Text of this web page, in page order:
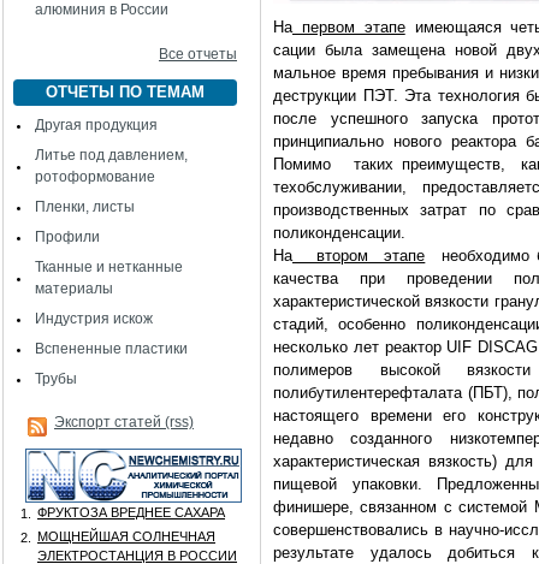
алюминия в России
Все отчеты
ОТЧЕТЫ ПО ТЕМАМ
Другая продукция
Литье под давлением,
ротоформование
Пленки, листы
Профили
Тканные и нетканные
материалы
Индустрия искож
Вспененные пластики
Трубы
Экспорт статей (rss)
1.
ФРУКТОЗА ВРЕДНЕЕ САХАРА
2.
МОЩНЕЙШАЯ СОЛНЕЧНАЯ
ЭЛЕКТРОСТАНЦИЯ В РОССИИ
Напервом этапеимеющаяся
сации была замещена новой
мальное время пребывания и
деструкции ПЭТ. Эта технология
после успешного запуска
принципиально нового
Помимо таких преимуществ, как
техобслуживании,
производственных затрат по
поликонденсации.
Навтором этапе необходимо
качества при проведении
характеристической вязкости
стадий, особенно
несколько лет реактор UIF
полимеров высокой
полибутилентерефталата (ПБТ),
настоящего времени его
недавно созданного
характеристическая вязкость)
пищевой упаковки.
финишере, связанном с системой
совершенствовались в научно-
результате удалось добиться